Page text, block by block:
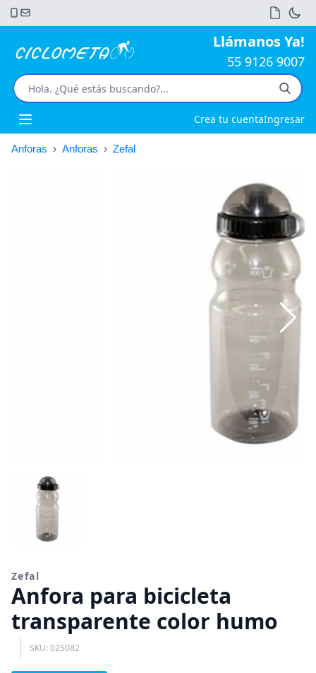
Llámanos Ya!
55 9126 9007
Open main menu Crea tu cuentaIngresar
Anforas › Anforas › Zefal
Zefal
Anfora para bicicleta
transparente color humo
SKU: 025082